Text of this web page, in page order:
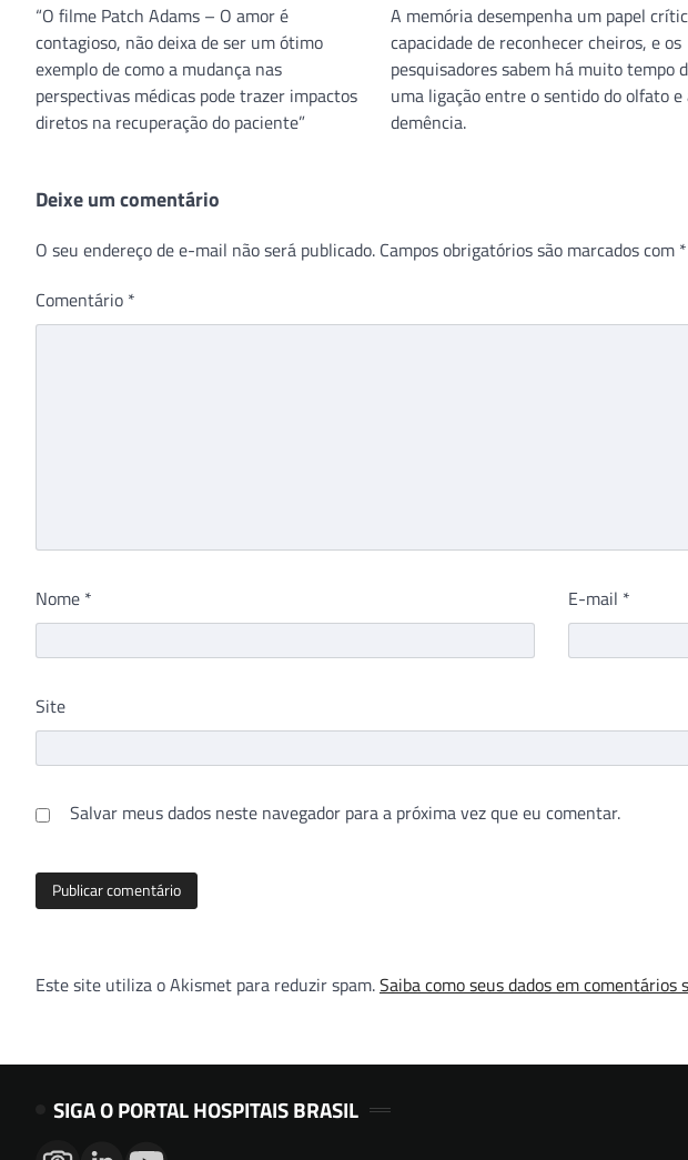
“O filme Patch Adams – O amor é
contagioso, não deixa de ser um ótimo
exemplo de como a mudança nas
perspectivas médicas pode trazer impactos
diretos na recuperação do paciente”
A memória desempenha um papel
capacidade de reconhecer cheiros, e os
pesquisadores sabem há muito tempo
uma ligação entre o sentido do olfato e
demência.
Deixe um comentário
O seu endereço de e-mail não será publicado. Campos obrigatórios são marcados com *
Comentário *
Nome * E-mail *
Site
Salvar meus dados neste navegador para a próxima vez que eu comentar.
Este site utiliza o Akismet para reduzir spam.Saiba como seus dados em comentários
SIGA O PORTAL HOSPITAIS BRASIL